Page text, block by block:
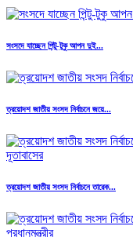
সংসদে যাচ্ছেন পিন্টু-টুকু আপন দুই...
ত্রয়োদশ জাতীয় সংসদ নির্বাচনে জয়ে...
ত্রয়োদশ জাতীয় সংসদ নির্বাচনে তারেক...